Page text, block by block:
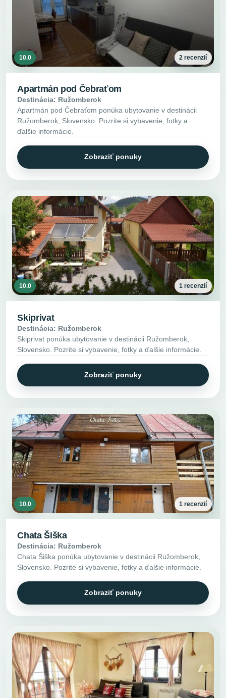
10.0 2 recenzií
Apartmán pod Čebraťom
Destinácia: Ružomberok
Apartmán pod Čebraťom ponúka ubytovanie v destinácii
Ružomberok, Slovensko. Pozrite si vybavenie, fotky a
ďalšie informácie.
Zobraziť ponuky
10.0 1 recenzií
Skiprivat
Destinácia: Ružomberok
Skiprivat ponúka ubytovanie v destinácii Ružomberok,
Slovensko. Pozrite si vybavenie, fotky a ďalšie informácie.
Zobraziť ponuky
10.0 1 recenzií
Chata Šiška
Destinácia: Ružomberok
Chata Šiška ponúka ubytovanie v destinácii Ružomberok,
Slovensko. Pozrite si vybavenie, fotky a ďalšie informácie.
Zobraziť ponuky